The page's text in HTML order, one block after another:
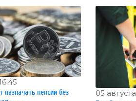
назначать пенсии без
05